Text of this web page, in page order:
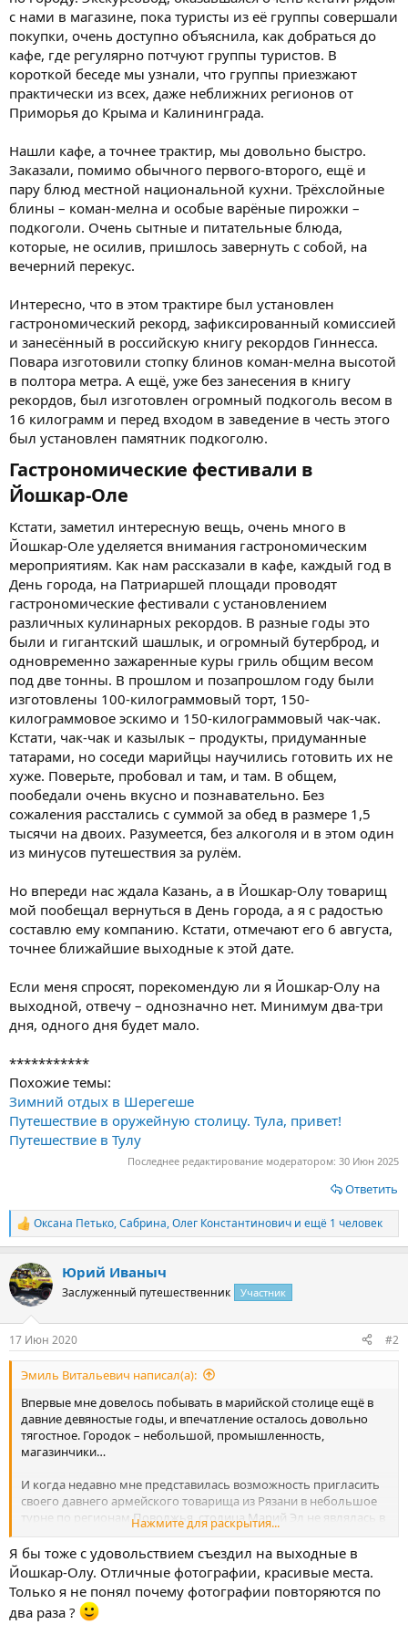
с нами в магазине, пока туристы из её группы совершали
покупки, очень доступно объяснила, как добраться до
кафе, где регулярно потчуют группы туристов. В
короткой беседе мы узнали, что группы приезжают
практически из всех, даже неближних регионов от
Приморья до Крыма и Калининграда.
Нашли кафе, а точнее трактир, мы довольно быстро.
Заказали, помимо обычного первого-второго, ещё и
пару блюд местной национальной кухни. Трёхслойные
блины – коман-мелна и особые варёные пирожки –
подкоголи. Очень сытные и питательные блюда,
которые, не осилив, пришлось завернуть с собой, на
вечерний перекус.
Интересно, что в этом трактире был установлен
гастрономический рекорд, зафиксированный комиссией
и занесённый в российскую книгу рекордов Гиннесса.
Повара изготовили стопку блинов коман-мелна высотой
в полтора метра. А ещё, уже без занесения в книгу
рекордов, был изготовлен огромный подкоголь весом в
16 килограмм и перед входом в заведение в честь этого
был установлен памятник подкоголю.
Гастрономические фестивали в
Йошкар-Оле​
Кстати, заметил интересную вещь, очень много в
Йошкар-Оле уделяется внимания гастрономическим
мероприятиям. Как нам рассказали в кафе, каждый год в
День города, на Патриаршей площади проводят
гастрономические фестивали с установлением
различных кулинарных рекордов. В разные годы это
были и гигантский шашлык, и огромный бутерброд, и
одновременно зажаренные куры гриль общим весом
под две тонны. В прошлом и позапрошлом году были
изготовлены 100-килограммовый торт, 150-
килограммовое эскимо и 150-килограммовый чак-чак.
Кстати, чак-чак и казылык – продукты, придуманные
татарами, но соседи марийцы научились готовить их не
хуже. Поверьте, пробовал и там, и там. В общем,
пообедали очень вкусно и познавательно. Без
сожаления расстались с суммой за обед в размере 1,5
тысячи на двоих. Разумеется, без алкоголя и в этом один
из минусов путешествия за рулём.
Но впереди нас ждала Казань, а в Йошкар-Олу товарищ
мой пообещал вернуться в День города, а я с радостью
составлю ему компанию. Кстати, отмечают его 6 августа,
точнее ближайшие выходные к этой дате.
Если меня спросят, порекомендую ли я Йошкар-Олу на
выходной, отвечу – однозначно нет. Минимум два-три
дня, одного дня будет мало.
***********
Похожие темы:
Зимний отдых в Шерегеше
Путешествие в оружейную столицу. Тула, привет!
Путешествие в Тулу
Последнее редактирование модератором: 30 Июн 2025
Ответить
Р
е
к
ц
и
Оксана Петько,Сабрина,Олег Константинович и ещё 1 человек
Юрий Иваныч
Заслуженный путешественник Участник
17 Июн 2020 #2
Эмиль Витальевич написал(а):
Впервые мне довелось побывать в марийской столице ещё в
давние девяностые годы, и впечатление осталось довольно
тягостное. Городок – небольшой, промышленность,
магазинчики…
И когда недавно мне представилась возможность пригласить
своего давнего армейского товарища из Рязани в небольшое
турне по регионам Поволжья, столица Марий Эл не являлась в
списке первоочередных мест для посещения. Сначала, как
обычно, решили посмотреть картинки в интернете, просто
забив в поисковике - достопримечательности Йошкар-Олы.
Это был первый момент, когда пришлось сильно удивиться. На
фотошоп было не похоже, но как, когда и каким образом
появились такие виды города?
Нажмите для раскрытия...
Я бы тоже с удовольствием съездил на выходные в
Йошкар-Олу. Отличные фотографии, красивые места.
Только я не понял почему фотографии повторяются по
два раза ?